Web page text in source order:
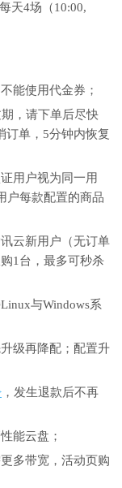
天4场（10:00,
能使用代金券；
，请下单后尽快
订单，5分钟内恢复
用户视为同一用
户每款配置的商品
云新用户（无订单
1台，最多可秒杀
与Windows系
级再降配；配置升
，发生退款后不再
能云盘；
多带宽，活动页购